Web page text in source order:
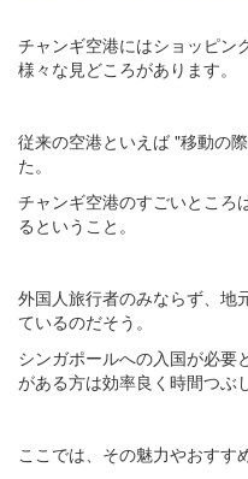
チャンギ空港にはショッピン
様々な見どころがあります。
従来の空港といえば "移動の
た。
チャンギ空港のすごいところ
るということ。
外国人旅行者のみならず、地
ているのだそう。
シンガポールへの入国が必要
がある方は効率良く時間つぶ
ここでは、その魅力やおすす